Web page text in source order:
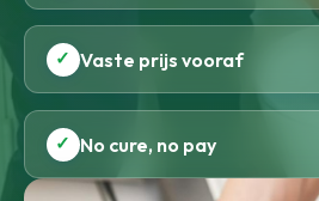
✓ Vaste prijs vooraf
✓ No cure, no pay